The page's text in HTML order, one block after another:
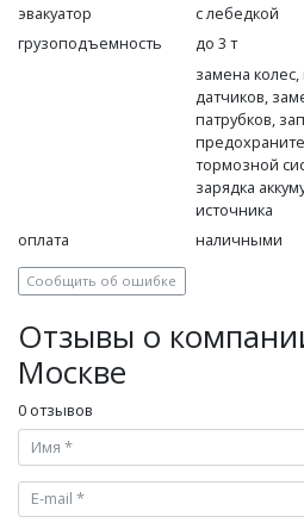
эвакуатор
с лебедкой
грузоподъемность
до 3 т
замена
датчиков,
патрубков,
тормозной
зарядка
источника
оплата
наличными
Сообщить об ошибке
Отзывы о
Москве
0 отзывов